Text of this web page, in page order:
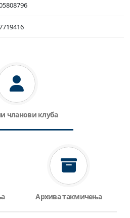
чланови клуба
Архива такмичења